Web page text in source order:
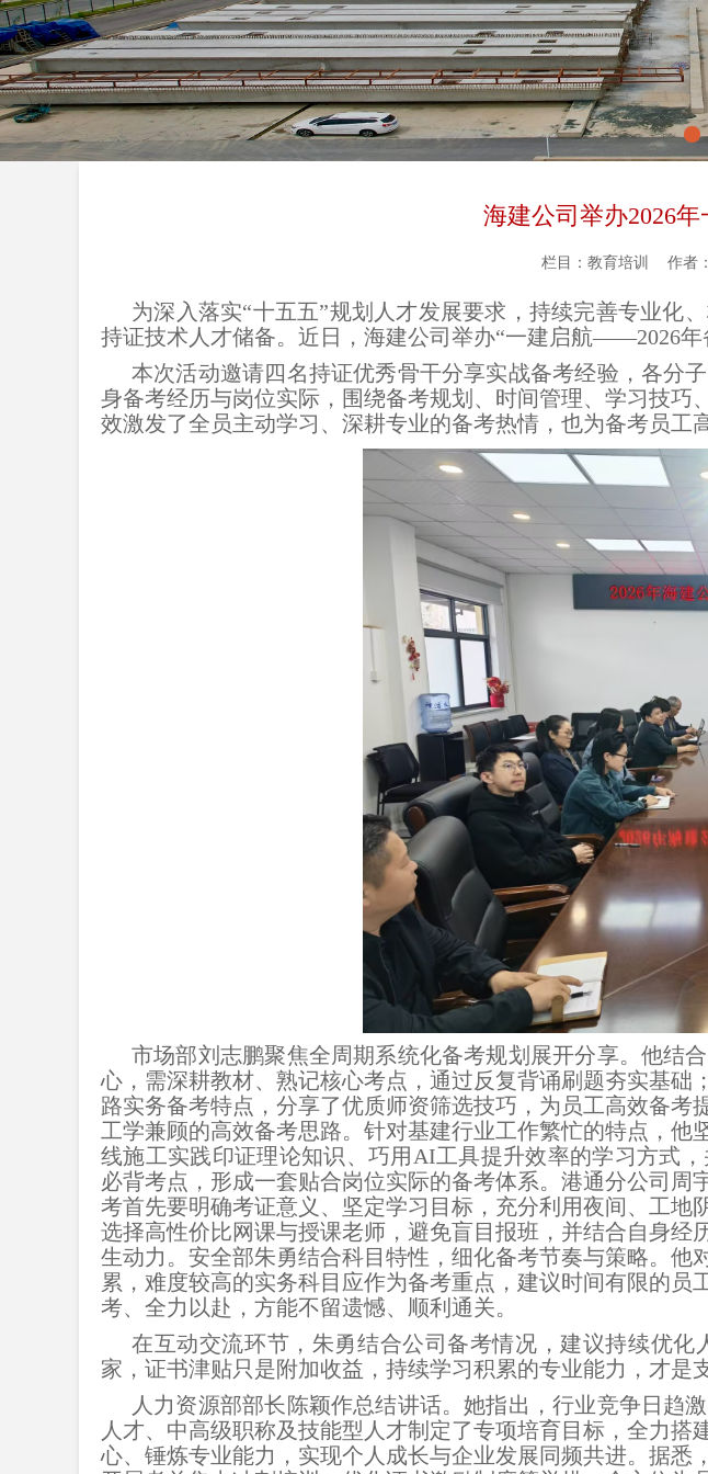
海建公司举办2026
栏目：教育培训 作者
为深入落实“十五五”规划人才发展要求，持续完善专业化
持证技术人才储备。近日，海建公司举办“一建启航——2026年
本次活动邀请四名持证优秀骨干分享实战备考经验，各分
身备考经历与岗位实际，围绕备考规划、时间管理、学习技
效激发了全员主动学习、深耕专业的备考热情，也为备考员工
市场部刘志鹏聚焦全周期系统化备考规划展开分享。他结
心，需深耕教材、熟记核心考点，通过反复背诵刷题夯实基
路实务备考特点，分享了优质师资筛选技巧，为员工高效备
工学兼顾的高效备考思路。针对基建行业工作繁忙的特点，
线施工实践印证理论知识、巧用AI工具提升效率的学习方式
必背考点，形成一套贴合岗位实际的备考体系。港通分公司
考首先要明确考证意义、坚定学习目标，充分利用夜间、工
选择高性价比网课与授课老师，避免盲目报班，并结合自身
生动力。安全部朱勇结合科目特性，细化备考节奏与策略。
累，难度较高的实务科目应作为备考重点，建议时间有限的
考、全力以赴，方能不留遗憾、顺利通关。
在互动交流环节，朱勇结合公司备考情况，建议持续优
家，证书津贴只是附加收益，持续学习积累的专业能力，才是
人力资源部部长陈颖作总结讲话。她指出，行业竞争日趋
人才、中高级职称及技能型人才制定了专项培育目标，全力
心、锤炼专业能力，实现个人成长与企业发展同频共进。据悉